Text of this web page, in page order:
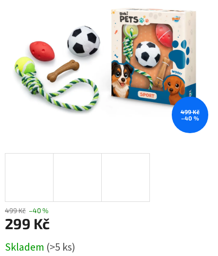
499 Kč
–40 %
499 Kč –40 %
299 Kč
cena:
Skladem (>5 ks)